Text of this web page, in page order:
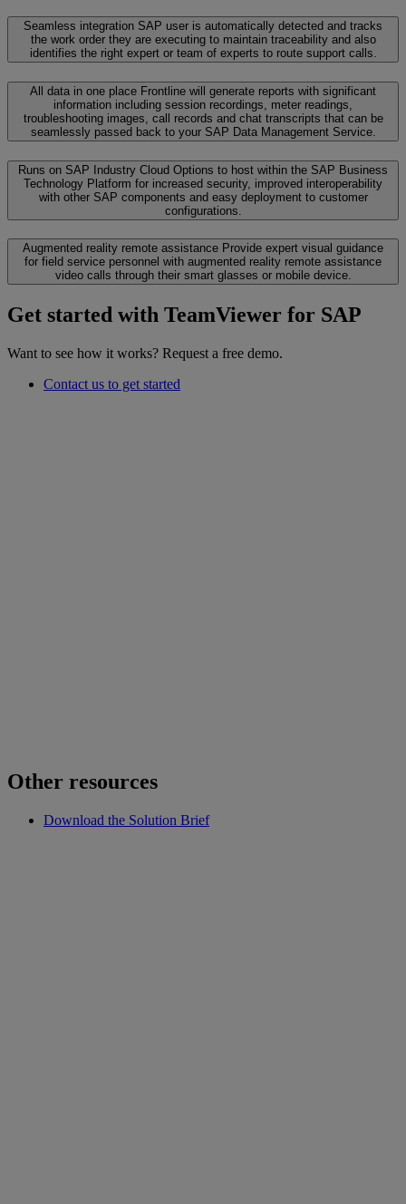
Seamless integration SAP user is automatically detected and tracks
the work order they are executing to maintain traceability and also
identifies the right expert or team of experts to route support calls.
All data in one place Frontline will generate reports with significant
information including session recordings, meter readings,
troubleshooting images, call records and chat transcripts that can be
seamlessly passed back to your SAP Data Management Service.
Runs on SAP Industry Cloud Options to host within the SAP Business
Technology Platform for increased security, improved interoperability
with other SAP components and easy deployment to customer
configurations.
Augmented reality remote assistance Provide expert visual guidance
for field service personnel with augmented reality remote assistance
video calls through their smart glasses or mobile device.
Get started with TeamViewer for SAP
Want to see how it works? Request a free demo.
Contact us to get started
Other resources
Download the Solution Brief